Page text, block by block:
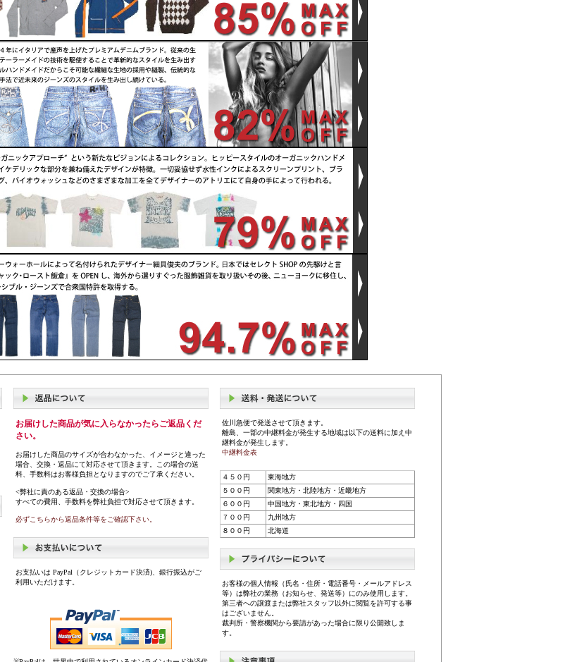
お届けした商品が気に入らなかったらご返品くだ
さい。
お届けした商品のサイズが合わなかった、イメージと違った
場合、交換・返品にて対応させて頂きます。この場合の送
料、手数料はお客様負担となりますのでご了承ください。
<弊社に責のある返品・交換の場合>
すべての費用、手数料を弊社負担で対応させて頂きます。
必ずこちらから返品条件等をご確認下さい。
お支払いは PayPal（クレジットカード決済)、銀行振込がご
利用いただけます。
佐川急便で発送させて頂きます。
離島、一部の中継料金が発生する地域は以下の送料に加え中
継料金が発生します。
中継料金表
４５０円
東海地方
５００円
関東地方・北陸地方・近畿地方
６００円
中国地方・東北地方・四国
７００円
九州地方
８００円
北海道
お客様の個人情報（氏名・住所・電話番号・メールアドレス
等）は弊社の業務（お知らせ、発送等）にのみ使用します。
第三者への譲渡または弊社スタッフ以外に閲覧を許可する事
はございません。
裁判所・警察機関から要請があった場合に限り公開致しま
す。